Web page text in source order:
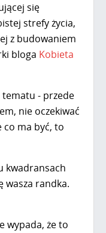
się
strefy życia,
z budowaniem
bloga Kobieta
- przede
nie oczekiwać
co ma być, to
kwadransach
wasza randka.
wypada, że to